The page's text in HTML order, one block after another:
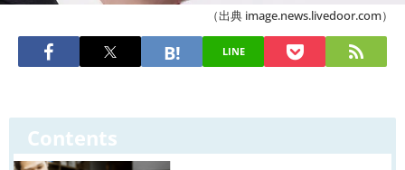
（出典 image.news.livedoor.com）
LINE
Contents